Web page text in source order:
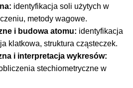
identyfikacja soli użytych w
metody wagowe.
i budowa atomu: identyfikacja
klatkowa, struktura cząsteczek.
i interpretacja wykresów:
stechiometryczne w